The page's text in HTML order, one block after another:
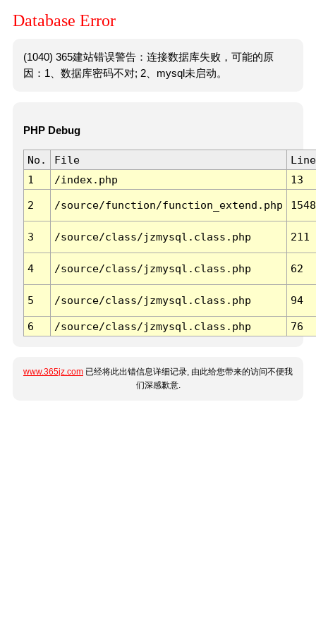
Database Error
(1040) 365建站错误警告：连接数据库失败，可能的原
因：1、数据库密码不对; 2、mysql未启动。
PHP Debug
No. File
Line
1
/index.php 13
2 /source/function/function_extend.php 1548
3 /source/class/jzmysql.class.php 211
4 /source/class/jzmysql.class.php 62
5 /source/class/jzmysql.class.php 94
6 /source/class/jzmysql.class.php 76
www.365jz.com 已经将此出错信息详细记录, 由此给您带来的访问不便我
们深感歉意.